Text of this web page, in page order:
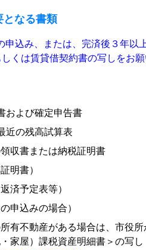
となる書類
込み、または、完済後３年以
くは賃貸借契約書の写しをお願
および確定申告書
近の残高試算表
収書または納税証明書
明書）
済予定表等）
申込みの場合）
有不動産がある場合は、市役
家屋）課税資産明細書＞の写し